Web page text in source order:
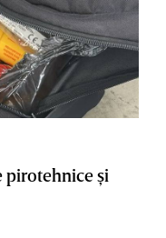
pirotehnice şi